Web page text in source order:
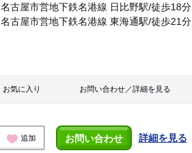
名古屋市営地下鉄名港線 日比野駅/徒歩18分
名古屋市営地下鉄名港線 東海通駅/徒歩21分
お気に入り お問い合わせ／詳細を見る
追加 お問い合わせ 詳細を見る